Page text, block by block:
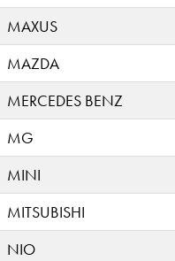
MAXUS
MAZDA
MERCEDES BENZ
MG
MINI
MITSUBISHI
NIO